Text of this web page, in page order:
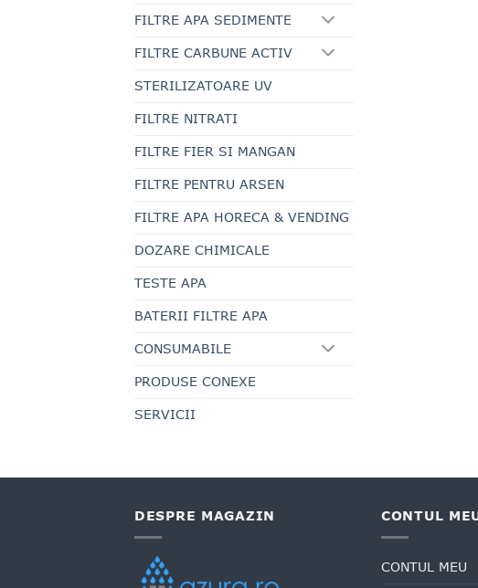
FILTRE APA SEDIMENTE
FILTRE CARBUNE ACTIV
STERILIZATOARE UV
FILTRE NITRATI
FILTRE FIER SI MANGAN
FILTRE PENTRU ARSEN
FILTRE APA HORECA & VENDING
DOZARE CHIMICALE
TESTE APA
BATERII FILTRE APA
CONSUMABILE
PRODUSE CONEXE
SERVICII
DESPRE MAGAZIN CONTUL
CONTUL MEU